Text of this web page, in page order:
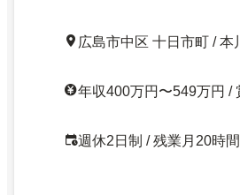
広島市中区 十日市町 / 本
年収400万円〜549万円 /
週休2日制 / 残業月20時